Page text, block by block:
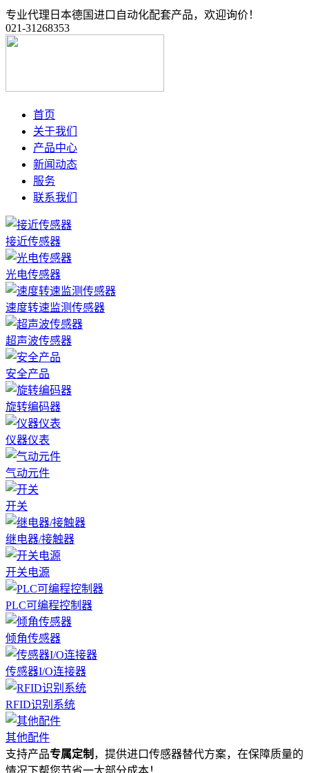
专业代理日本德国进口自动化配套产品，欢迎询价！
021-31268353
首页
关于我们
产品中心
新闻动态
服务
联系我们
接近传感器
光电传感器
速度转速监测传感器
超声波传感器
安全产品
旋转编码器
仪器仪表
气动元件
开关
继电器/接触器
开关电源
PLC可编程控制器
倾角传感器
传感器I/O连接器
RFID识别系统
其他配件
支持产品专属定制 ，提供进口传感器替代方案，在保障质量的
情况下帮您节省一大部分成本！